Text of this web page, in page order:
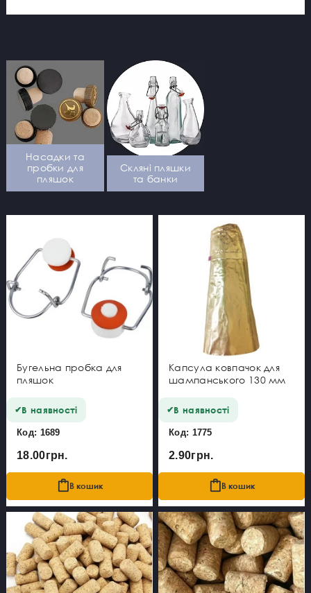
зберігатиметься та настоюватиметься,
подарувати разом зі своїм напоєм, або ж
зберігати свій виноградний напій в належних
умовах.
Насадки та
пробки для
пляшок
Скляні пляшки
та банки
Бугельна пробка для
пляшок
В наявності
Код: 1689
18.00грн.
В кошик
Капсула ковпачок для
шампанського 130 мм
В наявності
Код: 1775
2.90грн.
В кошик